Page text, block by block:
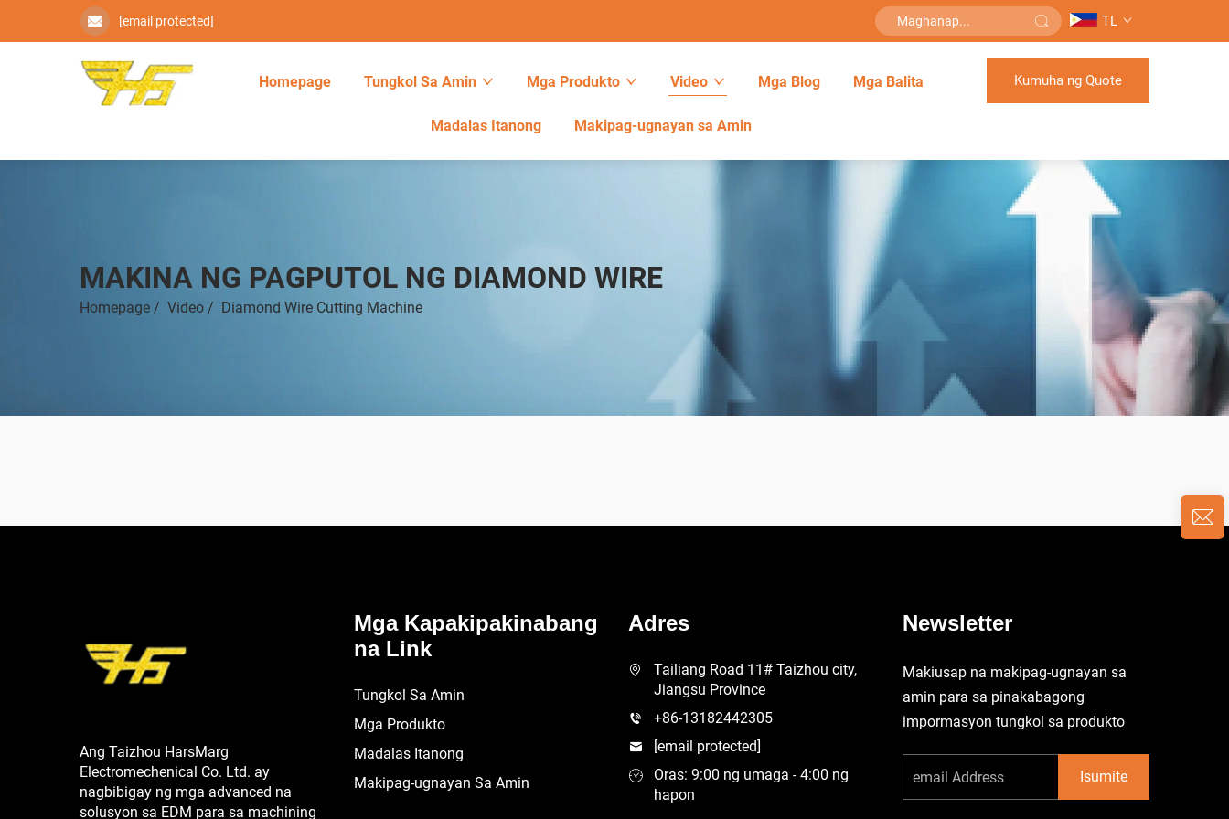
[email protected] TL
Homepage Tungkol Sa Amin Mga Produkto Video Mga Blog Mga Balita
Madalas Itanong Makipag-ugnayan sa Amin
Kumuha ng Quote
MAKINA NG PAGPUTOL NG DIAMOND WIRE
Homepage / Video / Diamond Wire Cutting Machine
Ang Taizhou HarsMarg
Electromechenical Co. Ltd. ay
nagbibigay ng mga advanced na
solusyon sa EDM para sa machining
Mga Kapakipakinabang
na Link
Tungkol Sa Amin
Mga Produkto
Madalas Itanong
Makipag-ugnayan Sa Amin
Adres
Tailiang Road 11# Taizhou city,
Jiangsu Province
+86-13182442305
[email protected]
Oras: 9:00 ng umaga - 4:00 ng
hapon
Newsletter
Makiusap na makipag-ugnayan sa
amin para sa pinakabagong
impormasyon tungkol sa produkto
Isumite